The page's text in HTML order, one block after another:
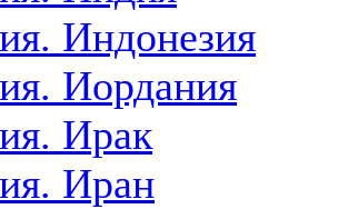
Индонезия
Иордания
Ирак
Иран